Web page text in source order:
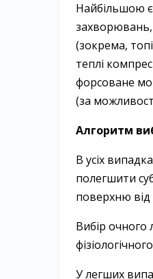
Найбільшою
захворювань,
(зокрема,
теплі
форсоване
(за
Алгоритм
В усіх
полегшити
поверхню
Вибір
У легших